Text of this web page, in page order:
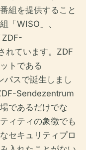
組を提供すること
「WISO」、
ZDF-
れています。ZDF
トである
スで誕生しまし
Sendezentrum
であるだけでな
ィティの象徴でも
セキュリティプロ